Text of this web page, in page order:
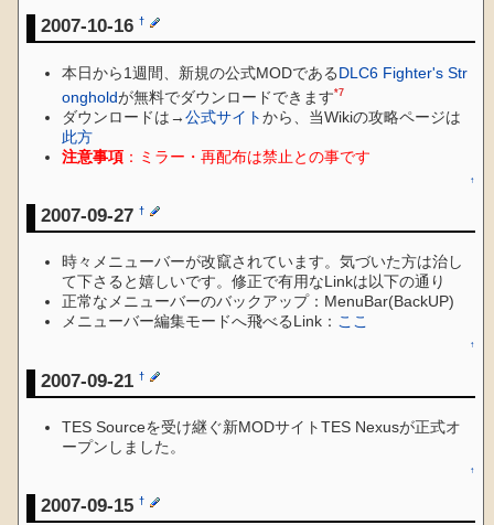
2007-10-16†
本日から1週間、新規の公式MODであるDLC6 Fighter's Str
ongholdが無料でダウンロードできます*7
ダウンロードは→公式サイトから、当Wikiの攻略ページは
此方
注意事項 ：ミラー・再配布は禁止との事です
↑
2007-09-27†
時々メニューバーが改竄されています。気づいた方は治し
て下さると嬉しいです。修正で有用なLinkは以下の通り
正常なメニューバーのバックアップ：MenuBar(BackUP)
メニューバー編集モードへ飛べるLink： ここ
↑
2007-09-21†
TES Sourceを受け継ぐ新MODサイトTES Nexusが正式オ
ープンしました。
↑
2007-09-15†